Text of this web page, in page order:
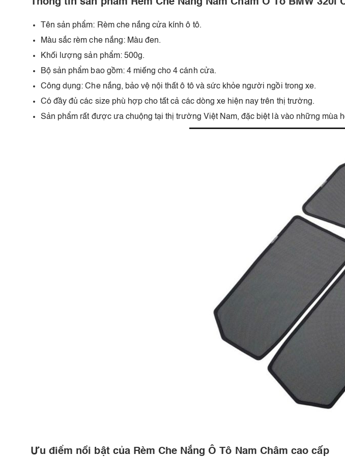
Thông tin sản phẩm Rèm Che Nắng Nam Châm Ô Tô BMW 320i
Tên sản phẩm: Rèm che nắng cửa kính ô tô.
Màu sắc rèm che nắng: Màu đen.
Khối lượng sản phẩm: 500g.
Bộ sản phẩm bao gồm: 4 miếng cho 4 cánh cửa.
Công dụng: Che nắng, bảo vệ nội thất ô tô và sức khỏe người ngồi trong xe.
Có đầy đủ các size phù hợp cho tất cả các dòng xe hiện nay trên thị trường.
Sản phẩm rất được ưa chuộng tại thị trường Việt Nam, đặc biệt là vào những mùa
Ưu điểm nổi bật của Rèm Che Nắng Ô Tô Nam Châm cao cấp